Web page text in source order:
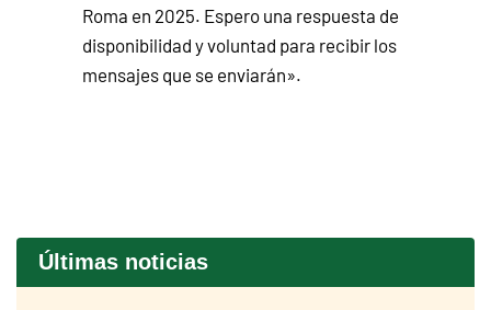
Roma en 2025. Espero una respuesta de
disponibilidad y voluntad para recibir los
mensajes que se enviarán».
Últimas noticias